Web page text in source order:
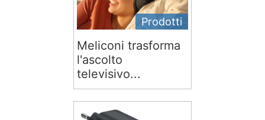
Prodotti
Meliconi trasforma
l'ascolto
televisivo...